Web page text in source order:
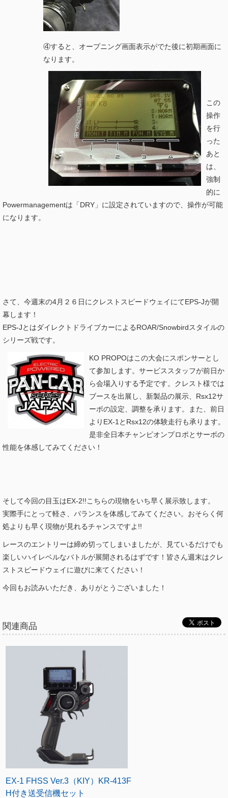
④すると、オープニング画面表示がでた後に初期画面に
なります。
この
操作
を行
った
あと
は、
強制
的に
Powermanagementは「DRY」に設定されていますので、操作が可能
になります。
さて、今週末の4月２６日にクレストスピードウェイにてEPS-Jが開
幕します！
EPS-JとはダイレクトドライブカーによるROAR/Snowbirdスタイルの
シリーズ戦です。
KO PROPOはこの大会にスポンサーとし
て参加します。サービススタッフが前日か
ら会場入りする予定です。クレスト様では
ブースを出展し、新製品の展示、Rsx12サ
ーボの設定、調整を承ります。また、 前日
よりEX-1とRsx12の体験走行も承ります。
是非全日本チャンピオンプロポとサーボの
性能を体感してみてください！
そして今回の目玉はEX-2!!こちらの現物をいち早く 展示致します。
実際手にとって軽さ、バランスを体感してみてください。おそらく何
処よりも早く現物が見れるチャ ンスですよ!!
レースのエントリーは締め切ってしまいましたが、見ているだけでも
楽しいハイレベルなバトルが展開されるはずです！皆さん週末はクレ
ストスピードウェイに遊びに来てく ださい！
今回もお読みいただき、ありがとうございました！
関連商品
EX-1 FHSS Ver.3（KIY）KR-413F
H付き送受信機セット